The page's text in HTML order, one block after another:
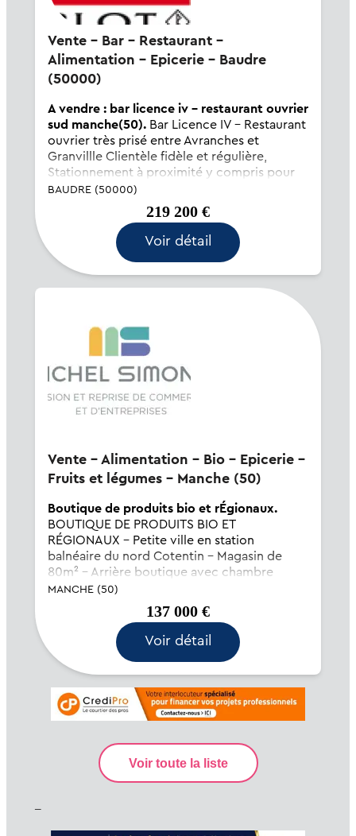
Vente - Bar - Restaurant -
Alimentation - Epicerie - Baudre
(50000)
A vendre : bar licence iv - restaurant ouvrier
sud manche(50).Bar Licence IV - Restaurant
ouvrier très prisé entre Avranches et
Granvillle Clientèle fidèle et régulière,
Stationnement à proximité y compris pour
camions. 55 couverts en intérieur et terrasse
couverte 45 couverts - Cuisine très bien
équipée. Appar...
BAUDRE (50000)
219 200 €
Voir détail
Vente - Alimentation - Bio - Epicerie -
Fruits et légumes - Manche (50)
Boutique de produits bio et rÉgionaux.
BOUTIQUE DE PRODUITS BIO ET
RÉGIONAUX - Petite ville en station
balnéaire du nord Cotentin - Magasin de
80m² - Arrière boutique avec chambre
froide et autre espace à usage de réserve -
Clientèle à l'année et plus importante en
saison et weekend,...
MANCHE (50)
137 000 €
Voir détail
–